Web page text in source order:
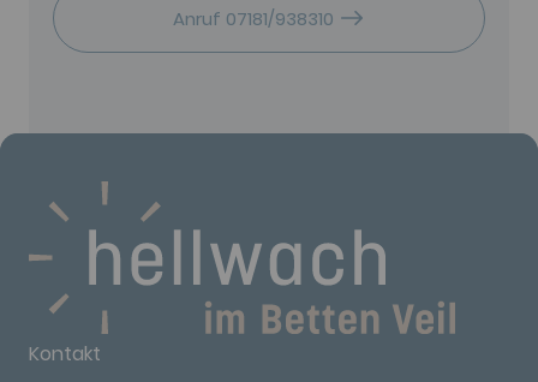
Anruf 07181/938310
Kontakt